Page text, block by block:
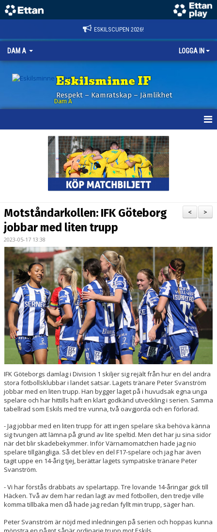
ESKILSCUPEN 2026!
DAM A LOGGA IN
Eskilsminne IF
Respekt – Kamratskap – Jämlikhet
Dam A
BILDGALLERI
DOKUMENT
KONTAKT
MATCHER
DIV. 1 SÖDRA
DAM AKADEMI - DIVISION 2
>
<
Motståndarkollen: IFK Göteborg
jobbar med liten trupp
2023-05-17 13:38
IFK Göteborgs damlag i Division 1 skiljer sig rejält från hur en del andra
stora fotbollsklubbar i landet satsar. Lagets tränare Peter Svanström
jobbar med en liten trupp. Han bygger laget på i huvudsak egna unga
spelare och har hittills haft en klart godkänd utveckling i serien. Samma
tabellrad som Eskils med tre vunna, två oavgjorda och en förlorad.
- Jag jobbar med en liten trupp för att ingen spelare ska behöva känna
sig tvungen att lämna på grund av lite speltid. Men det har ju sina sidor
när det blir skadebekymmer. Inför Värnamomatchen hade jag nio
spelare tillgängliga. Så det blev en del F17-spelare och jag har även
tagit uppe en 14-årig tjej, berättar lagets sympatiske tränare Peter
Svanström.
- Vi har förstås drabbats av spelartapp. Tre lovande 14-åringar gick till
Häcken. Två av dem har redan lagt av med fotbollen, den tredje ville
komma tillbaka men då hade jag redan fyllt min trupp, säger han.
Peter Svanström är nöjd med inledningen på serien och hoppas kunna